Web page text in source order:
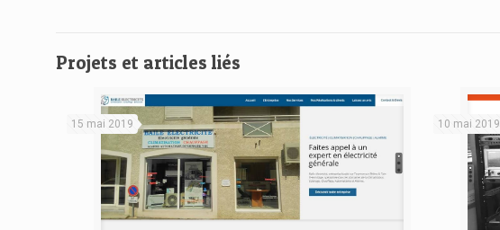
Projets et articles liés
15 mai 2019 10 mai 2019